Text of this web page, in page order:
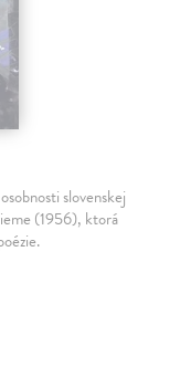
slovenskej
(1956), ktorá